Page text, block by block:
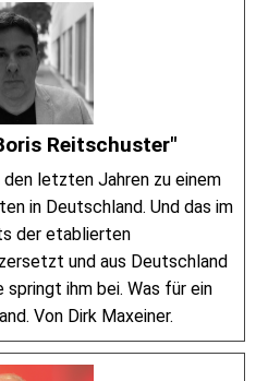
Reitschuster"
letzten Jahren zu einem
in Deutschland. Und das im
der etablierten
und aus Deutschland
ihm bei. Was für ein
Von Dirk Maxeiner.